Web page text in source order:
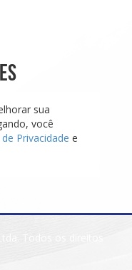
sua
você
Privacidade e
Todos os direitos